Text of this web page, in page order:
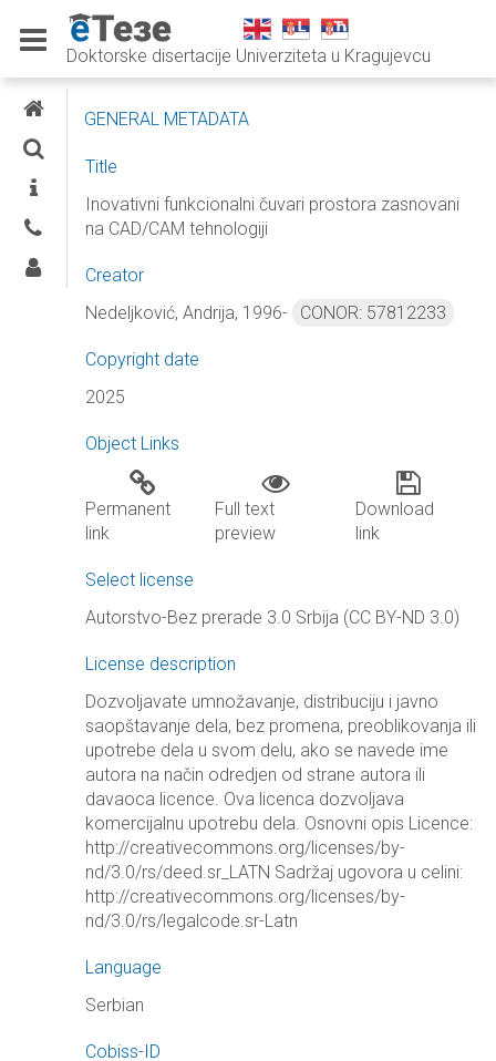
Doktorske disertacije Univerziteta u Kragujevcu
E-THESES
CONTACTS
LOG IN
GENERAL METADATA
Title
Inovativni funkcionalni čuvari prostora zasnovani
na CAD/CAM tehnologiji
Creator
Nedeljković, Andrija, 1996-
CONOR: 57812233
Copyright date
2025
Object Links
Permanent
link
Full text
preview
Download
link
Select license
Autorstvo-Bez prerade 3.0 Srbija (CC BY-ND 3.0)
License description
Dozvoljavate umnožavanje, distribuciju i javno
saopštavanje dela, bez promena, preoblikovanja ili
upotrebe dela u svom delu, ako se navede ime
autora na način odredjen od strane autora ili
davaoca licence. Ova licenca dozvoljava
komercijalnu upotrebu dela. Osnovni opis Licence:
http://creativecommons.org/licenses/by-
nd/3.0/rs/deed.sr_LATN Sadržaj ugovora u celini:
http://creativecommons.org/licenses/by-
nd/3.0/rs/legalcode.sr-Latn
Language
Serbian
Cobiss-ID